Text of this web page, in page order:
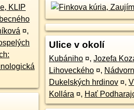
KLIP
¤,
Ulice v okolí
Kubániho ¤, Jozefa
Lihoveckého ¤,
Dukelských hrdinov ¤,
Kollára ¤, Hať